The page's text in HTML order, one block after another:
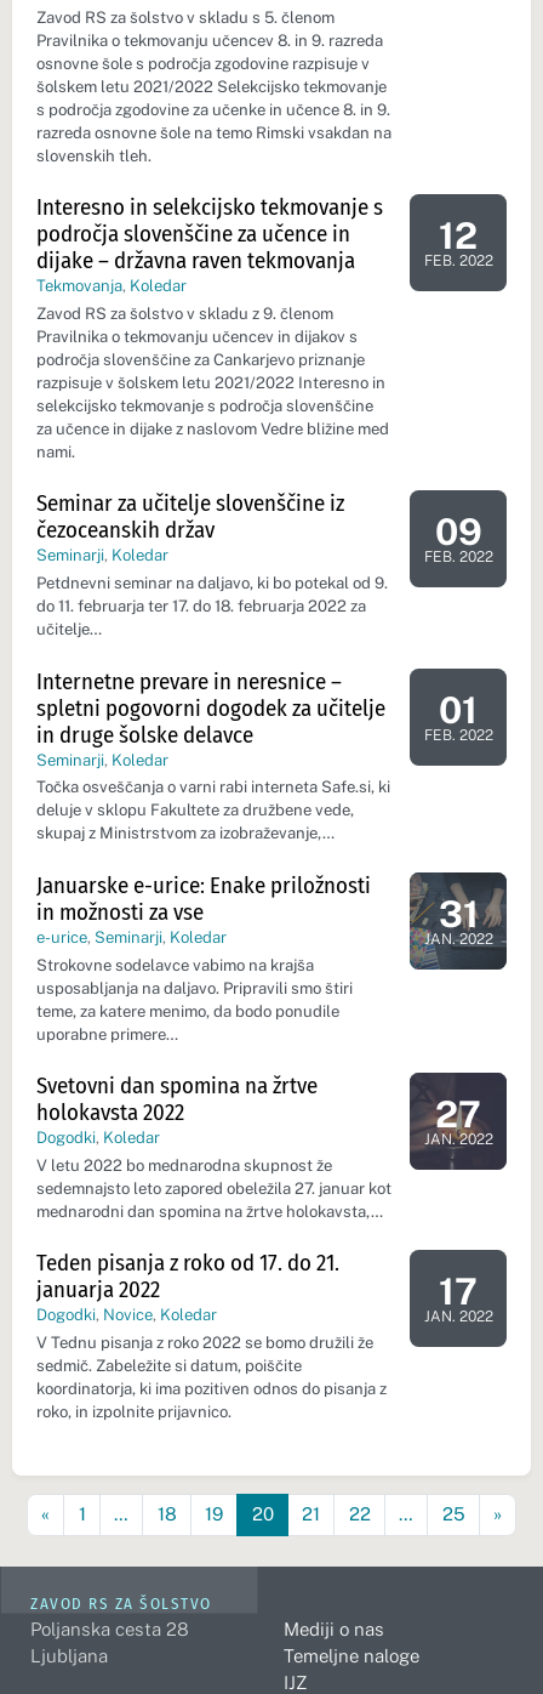
Zavod RS za šolstvo v skladu s 5. členom
Pravilnika o tekmovanju učencev 8. in 9. razreda
osnovne šole s področja zgodovine razpisuje v
šolskem letu 2021/2022 Selekcijsko tekmovanje
s področja zgodovine za učenke in učence 8. in 9.
razreda osnovne šole na temo Rimski vsakdan na
slovenskih tleh.
Interesno in selekcijsko tekmovanje s
področja slovenščine za učence in
dijake – državna raven tekmovanja
Tekmovanja, Koledar
Zavod RS za šolstvo v skladu z 9. členom
Pravilnika o tekmovanju učencev in dijakov s
področja slovenščine za Cankarjevo priznanje
razpisuje v šolskem letu 2021/2022 Interesno in
selekcijsko tekmovanje s področja slovenščine
za učence in dijake z naslovom Vedre bližine med
nami.
12
FEB. 2022
Dan
Seminar za učitelje slovenščine iz
čezoceanskih držav
Seminarji, Koledar
Petdnevni seminar na daljavo, ki bo potekal od 9.
do 11. februarja ter 17. do 18. februarja 2022 za
učitelje…
09
FEB. 2022
Dan
Internetne prevare in neresnice –
spletni pogovorni dogodek za učitelje
in druge šolske delavce
Seminarji, Koledar
Točka osveščanja o varni rabi interneta Safe.si, ki
deluje v sklopu Fakultete za družbene vede,
skupaj z Ministrstvom za izobraževanje,…
01
FEB. 2022
Dan
Januarske e-urice: Enake priložnosti
in možnosti za vse
e-urice, Seminarji, Koledar
Strokovne sodelavce vabimo na krajša
usposabljanja na daljavo. Pripravili smo štiri
teme, za katere menimo, da bodo ponudile
uporabne primere…
31
JAN. 2022
Dan
Svetovni dan spomina na žrtve
holokavsta 2022
Dogodki, Koledar
V letu 2022 bo mednarodna skupnost že
sedemnajsto leto zapored obeležila 27. januar kot
mednarodni dan spomina na žrtve holokavsta,…
27
JAN. 2022
Dan
Teden pisanja z roko od 17. do 21.
januarja 2022
Dogodki, Novice, Koledar
V Tednu pisanja z roko 2022 se bomo družili že
sedmič. Zabeležite si datum, poiščite
koordinatorja, ki ima pozitiven odnos do pisanja z
roko, in izpolnite prijavnico.
17
JAN. 2022
Dan
« 1 … 18 19 20 21 22 … 25 »
ZAVOD RS ZA ŠOLSTVO
Poljanska cesta 28
Ljubljana
Mediji o nas
Temeljne naloge
IJZ